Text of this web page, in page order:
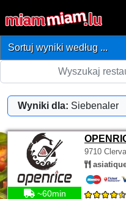
Wyniki dla: Siebenaler
9710
~60min